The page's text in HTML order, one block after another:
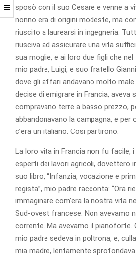
sposò con il suo Cesare e venne a
nonno era di origini modeste, ma
riuscito a laurearsi in ingegneria.
riusciva ad assicurare una vita
sua moglie, e ai loro due figli che
mio padre, Luigi, e suo fratello
dove gli affari andavano molto
decise di emigrare in Francia, aveva
compravano terre a basso prezzo,
abbandonavano la campagna, e per
c’era un italiano. Così partirono.
La loro vita in Francia non fu facile, i
esperti dei lavori agricoli, dovettero
suo libro, “Infanzia, vocazione e
regista”, mio padre racconta: “Ora
immaginare com’era la nostra vita
Sud-ovest francese. Non avevamo
corrente. Ma avevamo il pianoforte.
mio padre sedeva in poltrona, e,
mia madre, lentamente sprofondava